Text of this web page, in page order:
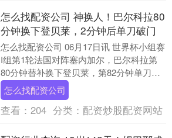
怎么找配资公司 神换人！巴尔科拉80
分钟换下登贝莱，2分钟后单刀破门
怎么找配资公司 06月17日讯 世界杯小组赛
I组第1轮法国对阵塞内加尔，巴尔科拉第
80分钟替补换下登贝莱，第82分钟单刀破
门。 怎么找配资公司....
怎么找配资公司
查看： 204 分类： 配资炒股配资网站